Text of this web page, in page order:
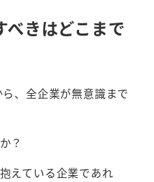
きはどこまで
、全企業が無意識まで
？
えている企業であれ